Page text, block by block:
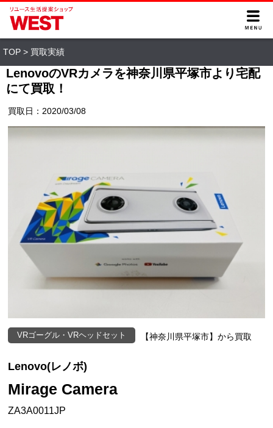
TOP > 買取実績
LenovoのVRカメラを神奈川県平塚市より宅配
にて買取！
買取日：2020/03/08
VRゴーグル・VRヘッドセット 【神奈川県平塚市】から買取
Lenovo(レノボ)
Mirage Camera
ZA3A0011JP